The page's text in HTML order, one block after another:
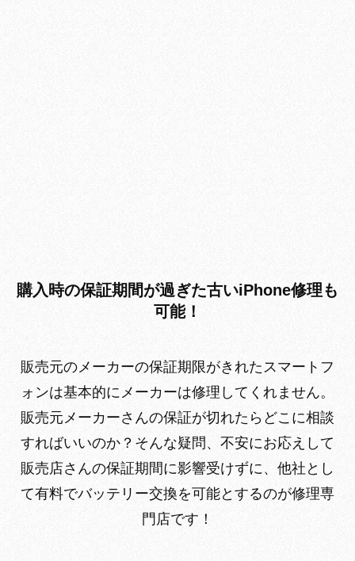
購入時の保証期間が過ぎた古いiPhone修理も
可能！
販売元のメーカーの保証期限がきれたスマートフ
ォンは基本的にメーカーは修理してくれません。
販売元メーカーさんの保証が切れたらどこに相談
すればいいのか？そんな疑問、不安にお応えして
販売店さんの保証期間に影響受けずに、他社とし
て有料でバッテリー交換を可能とするのが修理専
門店です！